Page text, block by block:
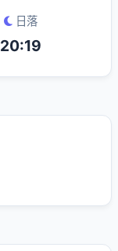
日落
20:19